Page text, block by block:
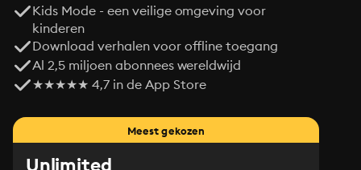
Kids Mode - een veilige omgeving voor
kinderen
Download verhalen voor offline toegang
Al 2,5 miljoen abonnees wereldwijd
★★★★★ 4,7 in de App Store
Meest gekozen
Unlimited